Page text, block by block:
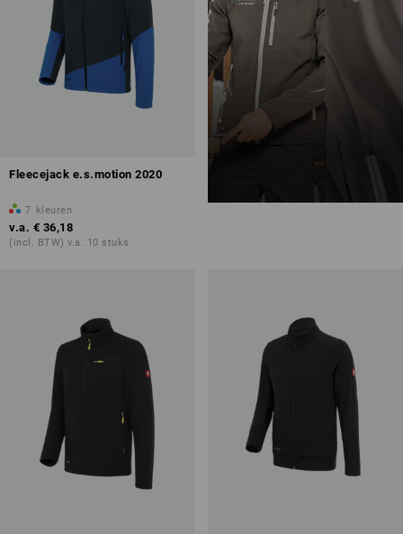
Fleecejack e.s.motion 2020
7 kleuren
v.a. € 36,18
(incl. BTW) v.a. 10 stuks